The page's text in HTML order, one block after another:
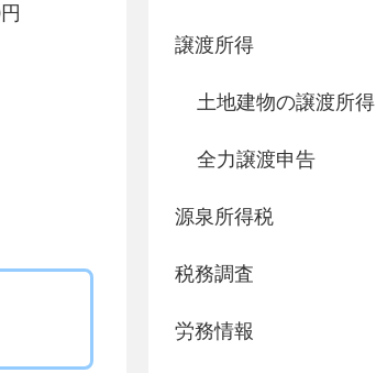
譲渡所得
土地建物の譲渡所得
全力譲渡申告
源泉所得税
税務調査
労務情報